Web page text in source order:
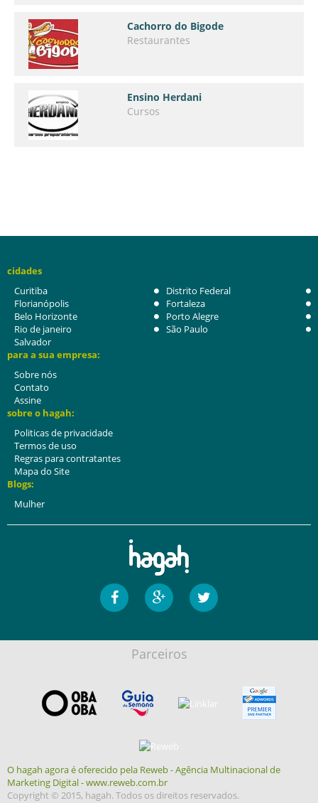
Cachorro do Bigode
Restaurantes
Ensino Herdani
Cursos
cidades
Curitiba
Distrito Federal
Florianópolis
Fortaleza
Belo Horizonte
Porto Alegre
Rio de janeiro
São Paulo
Salvador
para a sua empresa:
Sobre nós
Contato
Assine
sobre o hagah:
Politicas de privacidade
Termos de uso
Regras para contratantes
Mapa do Site
Blogs:
Mulher
Parceiros
O hagah agora é oferecido pela Reweb - Agência Multinacional de
Marketing Digital - www.reweb.com.br
Copyright © 2015, hagah. Todos os direitos reservados.